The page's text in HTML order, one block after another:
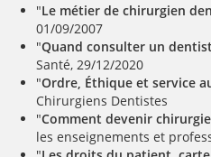
"Le métier de chirurgien
01/09/2007
"Quand consulter un
Santé, 29/12/2020
"Ordre, Éthique et service
Chirurgiens Dentistes
"Comment devenir
les enseignements et